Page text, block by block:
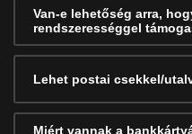
Van-e lehetőség arra,
rendszerességgel
Lehet postai csekkel/
Miért vannak a